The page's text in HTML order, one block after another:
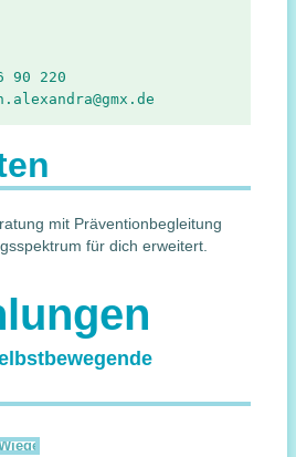
mit Präventionbegleitung
für dich erweitert.